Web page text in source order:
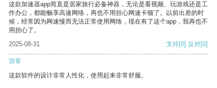
这款加速器app简直是居家旅行必备神器，无论是看视频、玩游戏还是工
作办公，都能畅享高速网络，再也不用担心网速卡顿了。以前出差的时
候，经常因为网速慢而无法正常使用网络，现在有了这个app，我再也不
用担心了。
2025-08-31
支持[0] 反对[0]
游客
这款软件的设计非常人性化，使用起来非常舒服。